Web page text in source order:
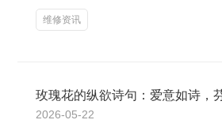
维修资讯
玫瑰花的纵欲诗句：爱意如诗，
2026-05-22